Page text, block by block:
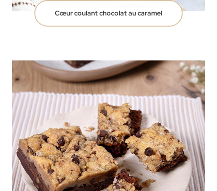
Cœur coulant chocolat au caramel